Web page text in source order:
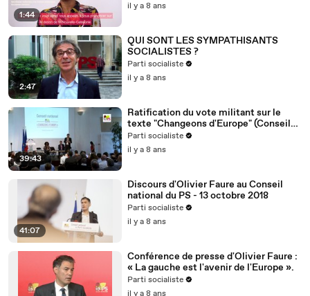
1:44
il y a 8 ans
2:47
QUI SONT LES SYMPATHISANTS
SOCIALISTES ?
Parti socialiste
il y a 8 ans
39:43
Ratification du vote militant sur le
texte "Changeons d'Europe" (Conseil
national du 13/10/2018)
Parti socialiste
il y a 8 ans
41:07
Discours d'Olivier Faure au Conseil
national du PS - 13 octobre 2018
Parti socialiste
il y a 8 ans
Conférence de presse d'Olivier Faure :
« La gauche est l'avenir de l'Europe ».
Parti socialiste